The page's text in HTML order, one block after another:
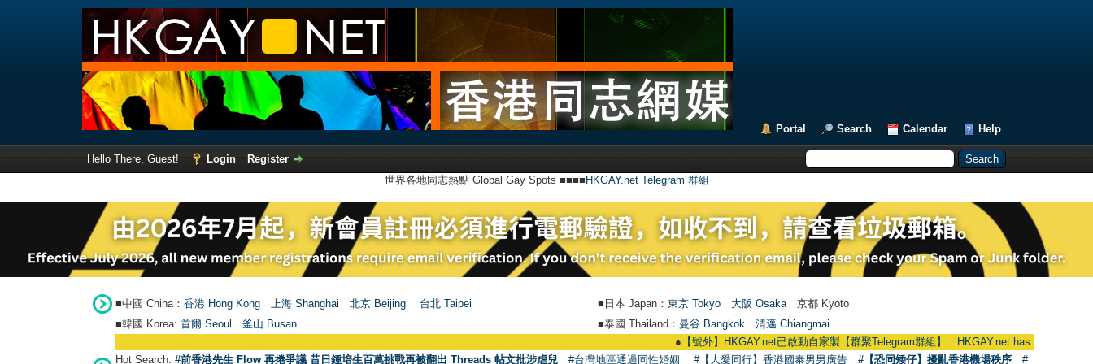
Portal Search Calendar Help
Hello There, Guest! Login
Register
世界各地同志熱點 Global Gay Spots ■■■■ HKGAY.net Telegram 群組
■中國 China： 香港 Hong Kong 上海 Shanghai 北京 Beijing 台北 Taipei ■日本 Japan： 東京 Tokyo 大阪 Osaka 京都 Kyoto
■韓國 Korea: 首爾 Seou 釜山 Busan ■泰國 Thailand： 曼谷 Bangkok
清邁 Chiangmai
【號外】HKGAY.net已啟動自家製【群聚Telegram群組】 HKGAY.net has already opened a
Hot Search: #前香港先生 Flow 再捲爭議 昔日鍾培生百萬挑戰再被翻出 Threads 帖文批涉虐兒 #台灣地區通過同性婚姻 #【大愛同行】香港國泰男男廣告 #【恐同矮仔】擾亂香港機場秩序 #